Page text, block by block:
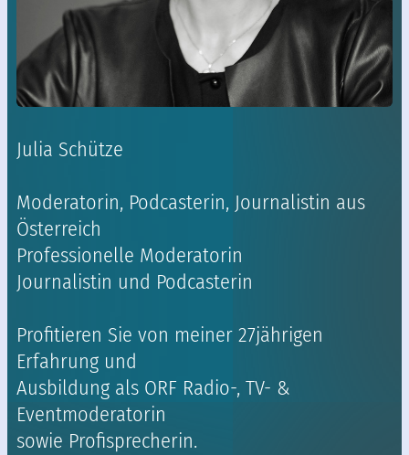
Julia Schütze
Moderatorin, Podcasterin, Journalistin aus
Österreich
Professionelle Moderatorin
Journalistin und Podcasterin
Profitieren Sie von meiner 27jährigen
Erfahrung und
Ausbildung als ORF Radio-, TV- &
Eventmoderatorin
sowie Profisprecherin.